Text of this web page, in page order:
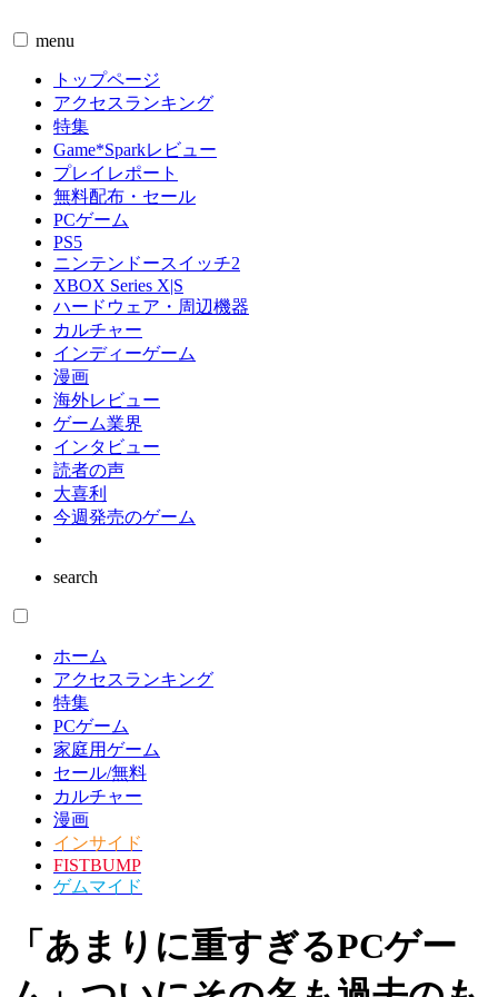
menu
トップページ
アクセスランキング
特集
Game*Sparkレビュー
プレイレポート
無料配布・セール
PCゲーム
PS5
ニンテンドースイッチ2
XBOX Series X|S
ハードウェア・周辺機器
カルチャー
インディーゲーム
漫画
海外レビュー
ゲーム業界
インタビュー
読者の声
大喜利
今週発売のゲーム
search
ホーム
アクセスランキング
特集
PCゲーム
家庭用ゲーム
セール/無料
カルチャー
漫画
インサイド
FISTBUMP
ゲムマイド
「あまりに重すぎるPCゲー